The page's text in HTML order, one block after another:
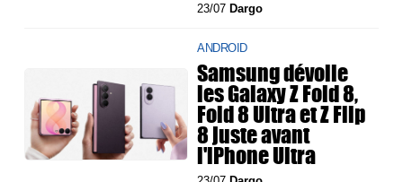
23/07 Dargo
ANDROID
Samsung dévoile
les Galaxy Z Fold 8,
Fold 8 Ultra et Z Flip
8 juste avant
l'iPhone Ultra